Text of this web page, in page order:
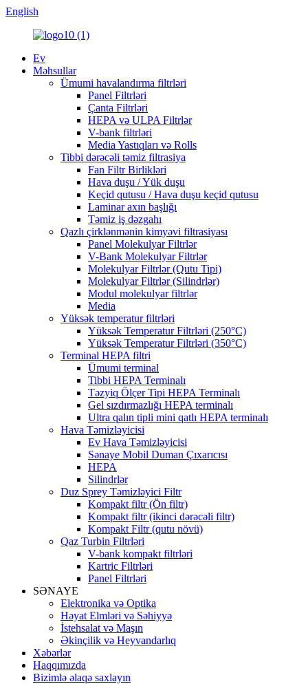
English
Ev
Məhsullar
Ümumi havalandırma filtrləri
Panel Filtrləri
Çanta Filtrləri
HEPA və ULPA Filtrlər
V-bank filtrləri
Media Yastıqları və Rolls
Tibbi dərəcəli təmiz filtrasiya
Fan Filtr Birlikləri
Hava duşu / Yük duşu
Keçid qutusu / Hava duşu keçid qutusu
Laminar axın başlığı
Təmiz iş dəzgahı
Qazlı çirklənmənin kimyəvi filtrasiyası
Panel Molekulyar Filtrlər
V-Bank Molekulyar Filtrlər
Molekulyar Filtrlər (Qutu Tipi)
Molekulyar Filtrlər (Silindrlər)
Modul molekulyar filtrlər
Media
Yüksək temperatur filtrləri
Yüksək Temperatur Filtrləri (250°C)
Yüksək Temperatur Filtrləri (350°C)
Terminal HEPA filtri
Ümumi terminal
Tibbi HEPA Terminalı
Təzyiq Ölçer Tipi HEPA Terminalı
Gel sızdırmazlığı HEPA terminalı
Ultra qalın tipli mini qatlı HEPA terminalı
Hava Təmizləyicisi
Ev Hava Təmizləyicisi
Sənaye Mobil Duman Çıxarıcısı
HEPA
Silindrlər
Duz Sprey Təmizləyici Filtr
Kompakt filtr (Ön filtr)
Kompakt filtr (ikinci dərəcəli filtr)
Kompakt Filtr (qutu növü)
Qaz Turbin Filtrləri
V-bank kompakt filtrləri
Kartric Filtrləri
Panel Filtrləri
SƏNAYE
Elektronika və Optika
Həyat Elmləri və Səhiyyə
İstehsalat və Maşın
Əkinçilik və Heyvandarlıq
Xəbərlər
Haqqımızda
Bizimlə əlaqə saxlayın